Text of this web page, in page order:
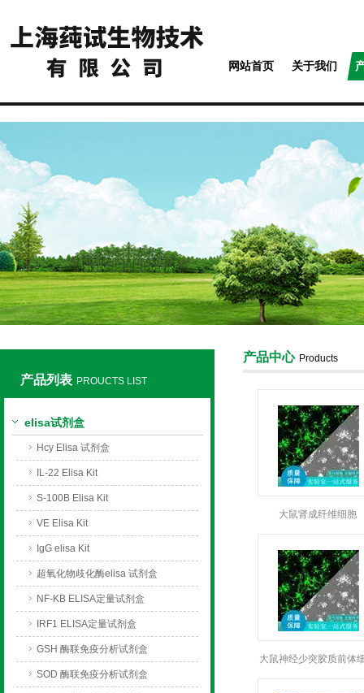
网站首页 关于我们
产品列表 PROUCTS LIST
elisa试剂盒
Hcy Elisa 试剂盒
IL-22 Elisa Kit
S-100B Elisa Kit
VE Elisa Kit
IgG elisa Kit
超氧化物歧化酶elisa 试剂盒
NF-KB ELISA定量试剂盒
IRF1 ELISA定量试剂盒
GSH 酶联免疫分析试剂盒
SOD 酶联免疫分析试剂盒
产品中心 Products
大鼠肾成纤维细胞
大鼠神经少突胶质前体